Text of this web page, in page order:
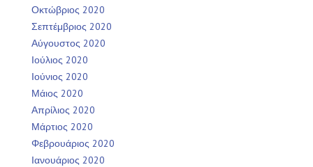
Οκτώβριος 2020
Σεπτέμβριος 2020
Αύγουστος 2020
Ιούλιος 2020
Ιούνιος 2020
Μάιος 2020
Απρίλιος 2020
Μάρτιος 2020
Φεβρουάριος 2020
Ιανουάριος 2020